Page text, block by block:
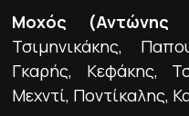
Μοχός (Αντώνης
Τσιμηνικάκης,
Γκαρής, Κεφάκης,
Μεχντί, Ποντίκαλης,